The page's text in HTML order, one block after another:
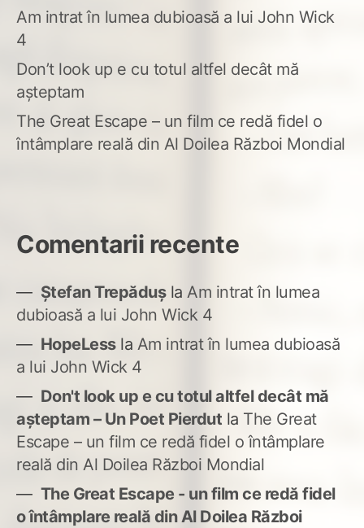
Am intrat în lumea dubioasă a lui John Wick
4
Don’t look up e cu totul altfel decât mă
așteptam
The Great Escape – un film ce redă fidel o
întâmplare reală din Al Doilea Război Mondial
Comentarii recente
Ștefan Trepădușla Am intrat în lumea
dubioasă a lui John Wick 4
HopeLessla Am intrat în lumea dubioasă
a lui John Wick 4
Don't look up e cu totul altfel decât mă
așteptam – Un Poet Pierdut la The Great
Escape – un film ce redă fidel o întâmplare
reală din Al Doilea Război Mondial
The Great Escape - un film ce redă fidel
o întâmplare reală din Al Doilea Război